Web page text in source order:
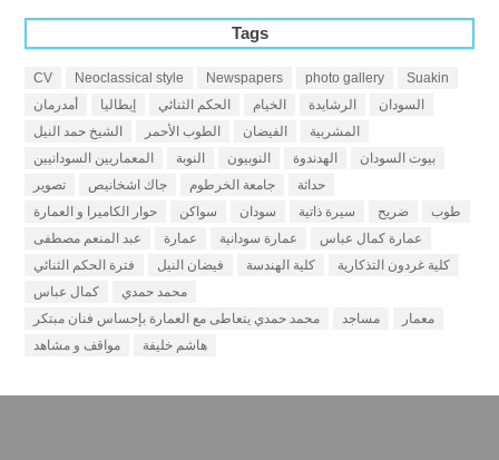
Tags
CV Neoclassical style Newspapers photo gallery
Suakin
أمدرمان
إيطاليا الحكم الثنائي الخيام الرشايدة
السودان
الشيخ حمد النيل
الطوب الأحمر الفيضان
المشربية
المعماريين السودانيين
النوبة النوبيون الهدندوة
بيوت السودان
تصوير
جاك اشخانيص جامعة الخرطوم
حداثة
حوار الكاميرا و العمارة
سواكن سودان سيرة ذاتية ضريح
طوب
عبد المنعم مصطفى
عمارة عمارة سودانية
عمارة كمال عباس
فترة الحكم الثنائي
فيضان النيل كلية الهندسة
كلية غردون التذكارية
كمال عباس
محمد حمدي
محمد حمدي يتعاطى مع العمارة بإحساس فنان مبتكر
مساجد
معمار
مواقف و مشاهد
هاشم خليفة